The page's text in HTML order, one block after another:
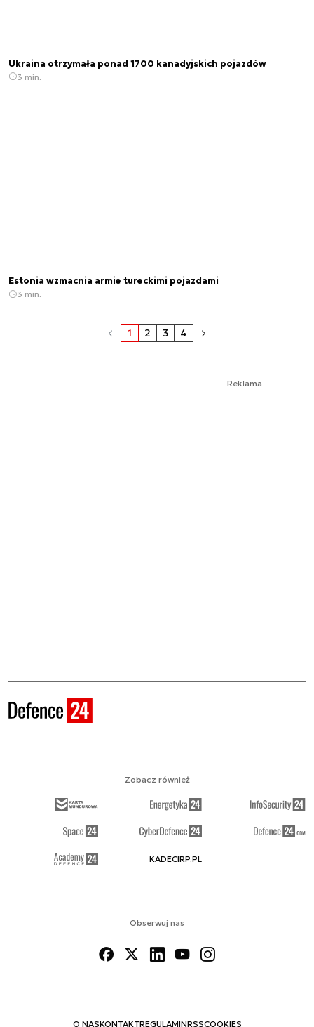
Ukraina otrzymała ponad 1700 kanadyjskich pojazdów
3 min.
Estonia wzmacnia armie tureckimi pojazdami
3 min.
1 2 3 4
Reklama
Obserwuj nas
O NASKONTAKTREGULAMINRSSCOOKIES
Zobacz również
KADECIRP.PL